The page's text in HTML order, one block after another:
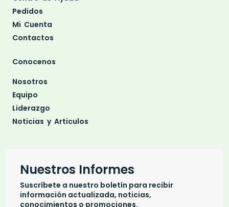
Pedidos
Mi Cuenta
Contactos
Conocenos
Nosotros
Equipo
Liderazgo
Noticias y Articulos
Nuestros Informes
Suscríbete a nuestro boletín para recibir
información actualizada, noticias,
conocimientos o promociones.